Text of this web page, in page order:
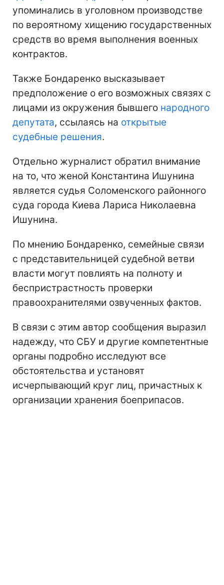
упоминались в уголовном производстве
по вероятному хищению государственных
средств во время выполнения военных
контрактов.
Также Бондаренко высказывает
предположение о его возможных связях с
лицами из окружения бывшего народного
депутата, ссылаясь на открытые
судебные решения.
Отдельно журналист обратил внимание
на то, что женой Константина Ишунина
является судья Соломенского районного
суда города Киева Лариса Николаевна
Ишунина.
По мнению Бондаренко, семейные связи
с представительницей судебной ветви
власти могут повлиять на полноту и
беспристрастность проверки
правоохранителями озвученных фактов.
В связи с этим автор сообщения выразил
надежду, что СБУ и другие компетентные
органы подробно исследуют все
обстоятельства и установят
исчерпывающий круг лиц, причастных к
организации хранения боеприпасов.